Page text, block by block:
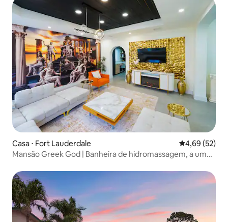
Casa ⋅ Fort Lauderdale 4,69 de uma
4,69 (52)
Mansão Greek God | Banheira de hidromassagem, a uma